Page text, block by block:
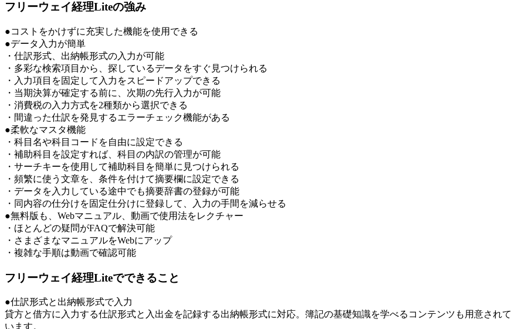
フリーウェイ経理Liteの強み
●コストをかけずに充実した機能を使用できる
●データ入力が簡単
・仕訳形式、出納帳形式の入力が可能
・多彩な検索項目から、探しているデータをすぐ見つけられる
・入力項目を固定して入力をスピードアップできる
・当期決算が確定する前に、次期の先行入力が可能
・消費税の入力方式を2種類から選択できる
・間違った仕訳を発見するエラーチェック機能がある
●柔軟なマスタ機能
・科目名や科目コードを自由に設定できる
・補助科目を設定すれば、科目の内訳の管理が可能
・サーチキーを使用して補助科目を簡単に見つけられる
・頻繁に使う文章を、条件を付けて摘要欄に設定できる
・データを入力している途中でも摘要辞書の登録が可能
・同内容の仕分けを固定仕分けに登録して、入力の手間を減らせる
●無料版も、Webマニュアル、動画で使用法をレクチャー
・ほとんどの疑問がFAQで解決可能
・さまざまなマニュアルをWebにアップ
・複雑な手順は動画で確認可能
フリーウェイ経理Liteでできること
●仕訳形式と出納帳形式で入力
貸方と借方に入力する仕訳形式と入出金を記録する出納帳形式に対応。簿記の基礎知識を学べるコンテンツも用意されて
います。